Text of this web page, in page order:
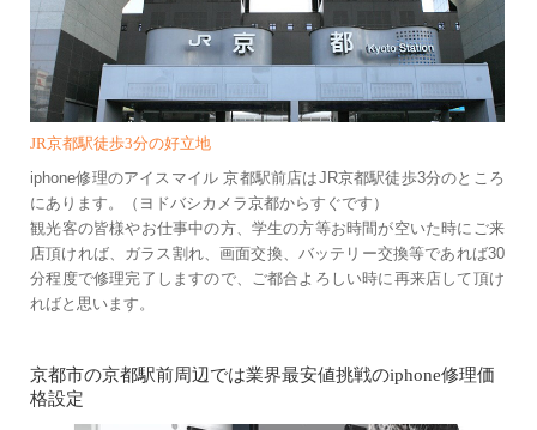
JR京都駅徒歩3分の好立地
iphone修理のアイスマイル 京都駅前店はJR京都駅徒歩3分のところ
にあります。（ヨドバシカメラ京都からすぐです）
観光客の皆様やお仕事中の方、学生の方等お時間が空いた時にご来
店頂ければ、ガラス割れ、画面交換、バッテリー交換等であれば30
分程度で修理完了しますので、ご都合よろしい時に再来店して頂け
ればと思います。
京都市の京都駅前周辺では業界最安値挑戦のiphone修理価
格設定